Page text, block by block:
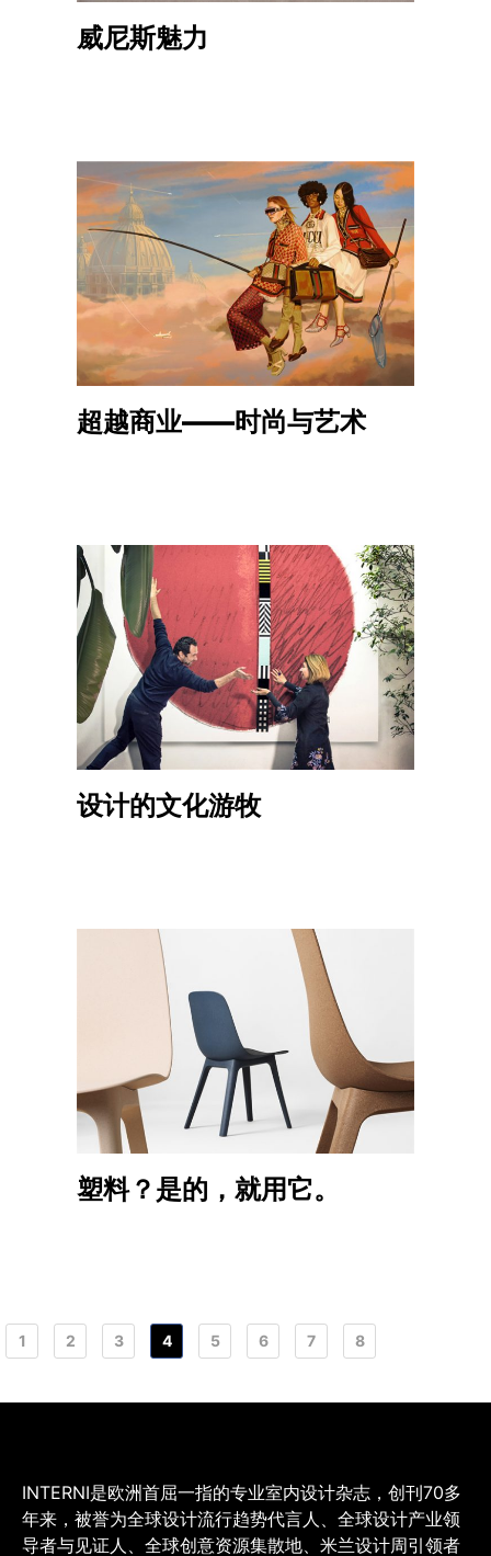
威尼斯魅力
超越商业——时尚与艺术
设计的文化游牧
塑料？是的，就用它。
1 2 3 4 5 6 7 8
INTERNI是欧洲首屈一指的专业室内设计杂志，创刊70多
年来，被誉为全球设计流行趋势代言人、全球设计产业领
导者与见证人、全球创意资源集散地、米兰设计周引领者